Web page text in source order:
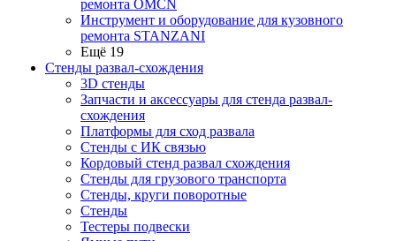
ремонта OMCN
Инструмент и оборудование для кузовного
ремонта STANZANI
Ещё 19
Стенды развал-схождения
3D стенды
Запчасти и аксессуары для стенда развал-
схождения
Платформы для сход развала
Стенды с ИК связью
Кордовый стенд развал схождения
Стенды для грузового транспорта
Стенды, круги поворотные
Стенды
Тестеры подвески